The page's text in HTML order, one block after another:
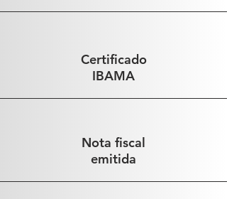
Certificado
IBAMA
Nota fiscal
emitida